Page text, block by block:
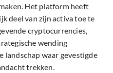
Het platform heeft
deel van zijn activa toe te
cryptocurrencies,
wending
landschap waar gevestigde
trekken.